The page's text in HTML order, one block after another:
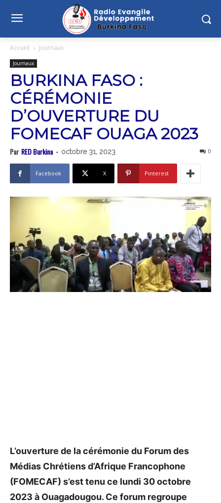
Accueil Journaux
Journaux
BURKINA FASO :
CÉRÉMONIE
D’OUVERTURE DU
FOMECAF OUAGA 2023
Par RED Burkina - octobre 31, 2023 0
Facebook X Pinterest
L’ouverture de la cérémonie du Forum des
Médias Chrétiens d’Afrique Francophone
(FOMECAF) s’est tenu ce lundi 30 octobre
2023 à Ouagadougou. Ce forum regroupe